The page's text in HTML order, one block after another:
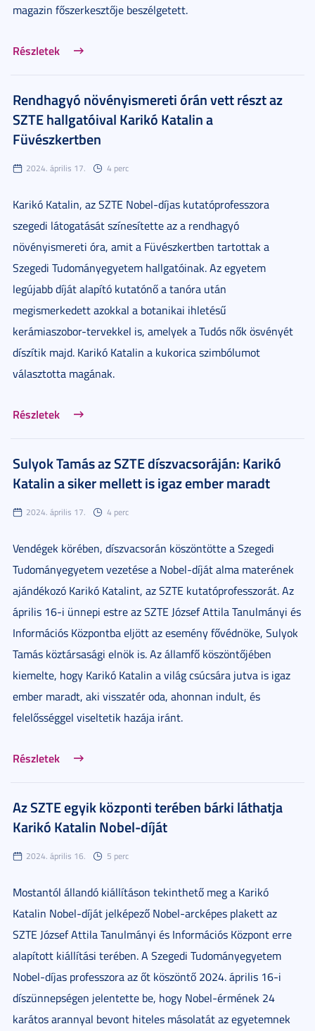
magazin főszerkesztője beszélgetett.
Részletek
Rendhagyó növényismereti órán vett részt az
SZTE hallgatóival Karikó Katalin a
Füvészkertben
2024. április 17. 4 perc
Karikó Katalin, az SZTE Nobel-díjas kutatóprofesszora
szegedi látogatását színesítette az a rendhagyó
növényismereti óra, amit a Füvészkertben tartottak a
Szegedi Tudományegyetem hallgatóinak. Az egyetem
legújabb díját alapító kutatónő a tanóra után
megismerkedett azokkal a botanikai ihletésű
kerámiaszobor-tervekkel is, amelyek a Tudós nők ösvényét
díszítik majd. Karikó Katalin a kukorica szimbólumot
választotta magának.
Részletek
Sulyok Tamás az SZTE díszvacsoráján: Karikó
Katalin a siker mellett is igaz ember maradt
2024. április 17. 4 perc
Vendégek körében, díszvacsorán köszöntötte a Szegedi
Tudományegyetem vezetése a Nobel-díját alma materének
ajándékozó Karikó Katalint, az SZTE kutatóprofesszorát. Az
április 16-i ünnepi estre az SZTE József Attila Tanulmányi és
Információs Központba eljött az esemény fővédnöke, Sulyok
Tamás köztársasági elnök is. Az államfő köszöntőjében
kiemelte, hogy Karikó Katalin a világ csúcsára jutva is igaz
ember maradt, aki visszatér oda, ahonnan indult, és
felelősséggel viseltetik hazája iránt.
Részletek
Az SZTE egyik központi terében bárki láthatja
Karikó Katalin Nobel-díját
2024. április 16. 5 perc
Mostantól állandó kiállításon tekinthető meg a Karikó
Katalin Nobel-díját jelképező Nobel-arcképes plakett az
SZTE József Attila Tanulmányi és Információs Központ erre
alapított kiállítási terében. A Szegedi Tudományegyetem
Nobel-díjas professzora az őt köszöntő 2024. április 16-i
díszünnepségen jelentette be, hogy Nobel-érmének 24
karátos arannyal bevont hiteles másolatát az egyetemnek